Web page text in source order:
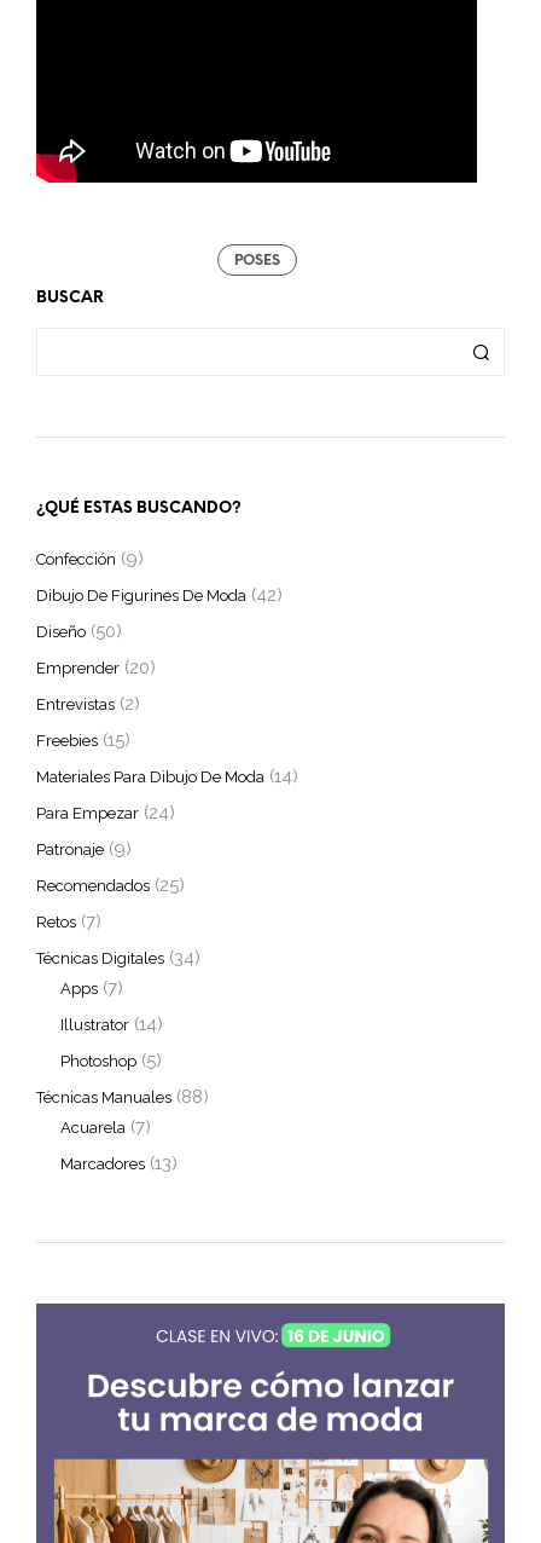
POSES
BUSCAR
¿QUÉ ESTAS BUSCANDO?
Confección (9)
Dibujo De Figurines De Moda (42)
Diseño (50)
Emprender (20)
Entrevistas (2)
Freebies (15)
Materiales Para Dibujo De Moda (14)
Para Empezar (24)
Patronaje (9)
Recomendados (25)
Retos (7)
Técnicas Digitales (34)
Apps (7)
Illustrator (14)
Photoshop (5)
Técnicas Manuales (88)
Acuarela (7)
Marcadores (13)